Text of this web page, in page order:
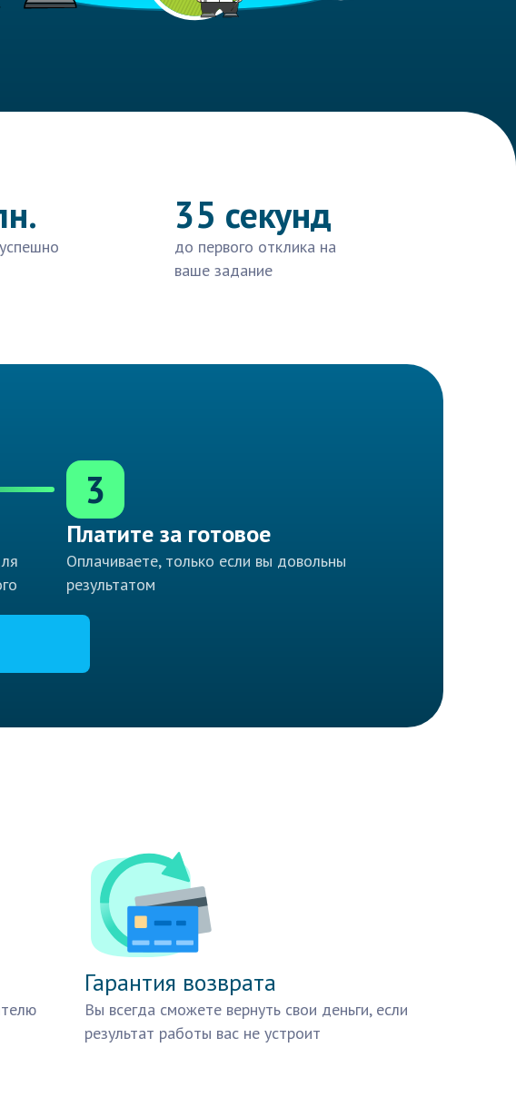
35 секунд
до первого отклика на
ваше задание
3
Платите за готовое
Оплачиваете, только если вы довольны
результатом
Гарантия возврата
Вы всегда сможете вернуть свои деньги, если
результат работы вас не устроит